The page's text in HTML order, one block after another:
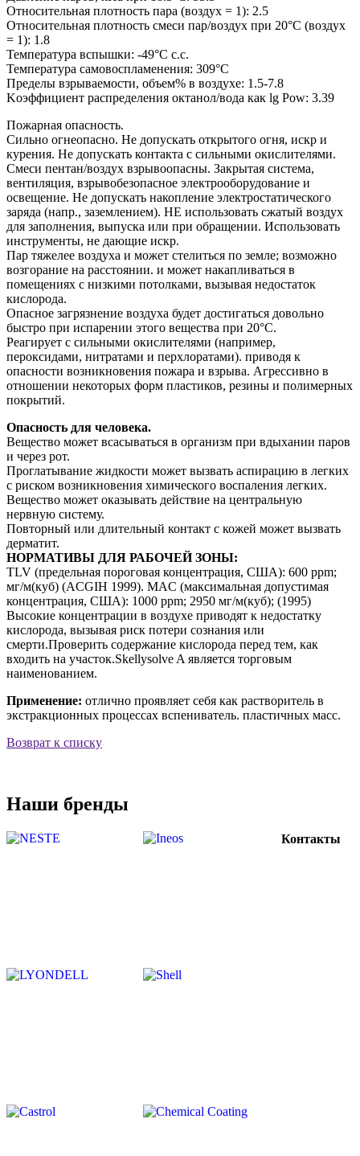
Относительная плотность пара (воздух = 1): 2.5
Относительная плотность смеси пар/воздух при 20°C (воздух
= 1): 1.8
Температура вспышки: -49°C c.c.
Температура самовоспламенения: 309°C
Пределы взрываемости, объем% в воздухе: 1.5-7.8
Koэффициент распределения октанол/вода как lg Pow: 3.39
Пожарная опасность.
Сильно огнеопасно. Не допускать открытого огня, искр и
курения. Не допускать контакта с сильными окислителями.
Смеси пентан/воздух взрывоопасны. Закрытая система,
вентиляция, взрывобезопасное электрооборудование и
освещение. Не допускать накопление электростатического
заряда (напр., заземлением). НЕ использовать сжатый воздух
для заполнения, выпуска или при обращении. Использовать
инструменты, не дающие искр.
Пар тяжелее воздуха и может стелиться по земле; возможно
возгорание на расстоянии. и может накапливаться в
помещениях с низкими потолками, вызывая недостаток
кислорода.
Опасное загрязнение воздуха будет достигаться довольно
быстро при испарении этого вещества при 20°C.
Реагирует с сильными окислителями (например,
пероксидами, нитратами и перхлоратами). приводя к
опасности возникновения пожара и взрыва. Агрессивно в
отношении некоторых форм пластиков, резины и полимерных
покрытий.
Опасность для человека.
Вещество может всасываться в организм при вдыхании паров
и через рот.
Проглатывание жидкости может вызвать аспирацию в легких
с риском возникновения химического воспаления легких.
Вещество может оказывать действие на центральную
нервную систему.
Повторный или длительный контакт с кожей может вызвать
дерматит.
НОРМАТИВЫ ДЛЯ РАБОЧЕЙ ЗОНЫ:
TLV (предельная пороговая концентрация, США): 600 ppm;
мг/м(куб) (ACGIH 1999). MAС (максимальная допустимая
концентрация, США): 1000 ppm; 2950 мг/м(куб); (1995)
Высокие концентрации в воздухе приводят к недостатку
кислорода, вызывая риск потери сознания или
смерти.Проверить содержание кислорода перед тем, как
входить на участок.Skellysolve A является торговым
наименованием.
Применение: отлично проявляет себя как растворитель в
экстракционных процессах вспениватель. пластичных масс.
Возврат к списку
Наши бренды
Контакты